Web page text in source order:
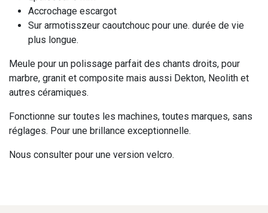
Accrochage escargot
Sur armotisszeur caoutchouc pour une. durée de vie
plus longue.
Meule pour un polissage parfait des chants droits, pour
marbre, granit et composite mais aussi Dekton, Neolith et
autres céramiques.
Fonctionne sur toutes les machines, toutes marques, sans
réglages. Pour une brillance exceptionnelle.
Nous consulter pour une version velcro.